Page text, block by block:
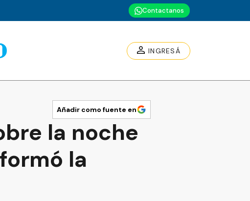
Contactanos
INGRESÁ
Añadir como fuente en
la noche
la